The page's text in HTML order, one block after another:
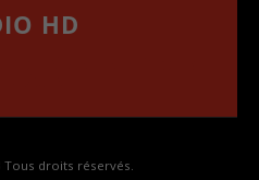
HD
droits réservés.